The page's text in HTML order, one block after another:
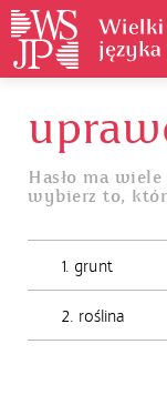
Hasło ma wiele
wybierz to,
1. grunt
2. roślina